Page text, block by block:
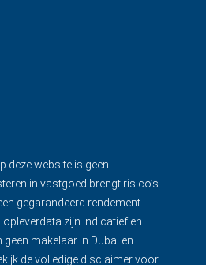
deze website is geen
in vastgoed brengt risico’s
gegarandeerd rendement.
opleverdata zijn indicatief en
geen makelaar in Dubai en
de volledige disclaimervoor